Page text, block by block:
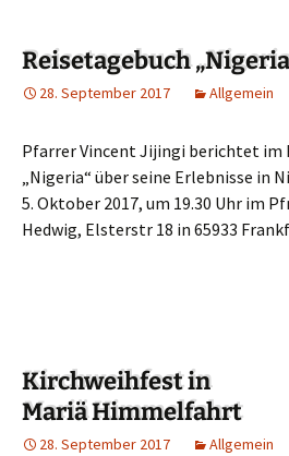
Reisetagebuch
28. September 2017 Allgemein
Pfarrer Vincent Jijingi berichtet im
„Nigeria“ über seine Erlebnisse in
5. Oktober 2017, um 19.30 Uhr im
Hedwig, Elsterstr 18 in 65933
Kirchweihfest in
Mariä Himmelfahrt
28. September 2017 Allgemein